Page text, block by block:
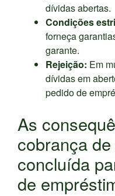
dívidas abertas.
Condições
forneça
garante.
Rejeição: Em
dívidas em
pedido de
As
cobrança
concluída
de